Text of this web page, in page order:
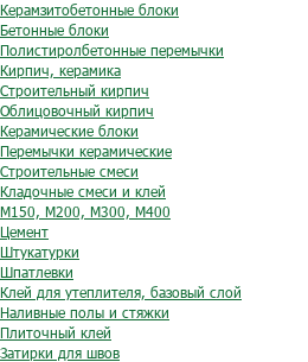
Керамзитобетонные блоки
Бетонные блоки
Полистиролбетонные перемычки
Кирпич, керамика
Строительный кирпич
Облицовочный кирпич
Керамические блоки
Перемычки керамические
Строительные смеси
Кладочные смеси и клей
М150, М200, М300, М400
Цемент
Штукатурки
Шпатлевки
Клей для утеплителя, базовый слой
Наливные полы и стяжки
Плиточный клей
Затирки для швов